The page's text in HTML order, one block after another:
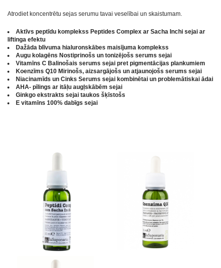
Atrodiet koncentrētu sejas serumu tavai veselībai un skaistumam.
Aktīvs peptīdu komplekss Peptides Complex ar Sacha Inchi sejai ar
liftinga efektu
Dažāda blīvuma hialuronskābes maisījuma komplekss
Augu kolagēns Nostiprinošs un tonizējošs serums sejai
Vitamīns С Balinošais serums sejai pret pigmentācijas plankumiem
Koenzīms Q10 Mirinošs, aizsargājošs un atjaunojošs serums sejai
Niacinamīds un Cinks Serums sejai kombinētai un problemātiskai ādai
AHA- pīlings ar itāļu augļskābēm sejai
Ginkgo ekstrakts sejai taukos šķīstošs
Е vitamīns 100% dabīgs sejai